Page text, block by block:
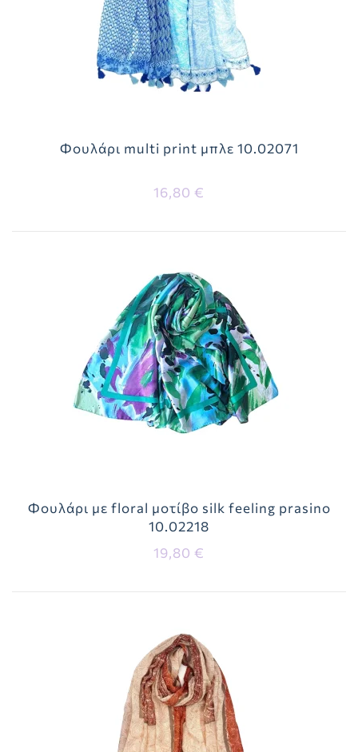
Φουλάρι multi print μπλε 10.02071
16,80 €
Φουλάρι με floral μοτίβο silk feeling prasino
10.02218
19,80 €